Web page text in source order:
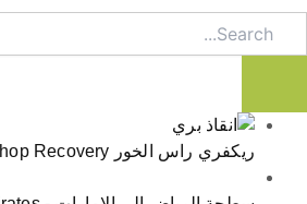
ريكفري راس الخور Ras Al Khop Recovery